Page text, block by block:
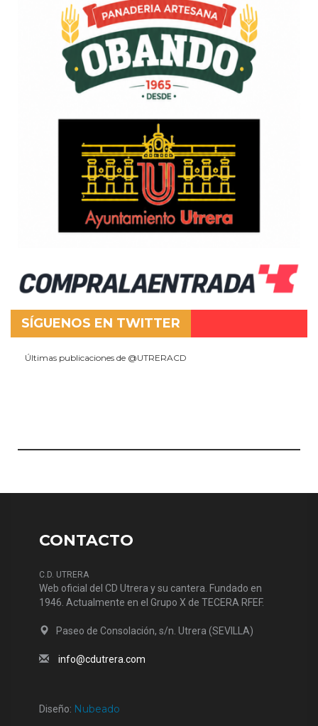
SÍGUENOS EN TWITTER
Últimas publicaciones de @UTRERACD
CONTACTO
C.D. UTRERA
Web oficial del CD Utrera y su cantera. Fundado en
1946. Actualmente en el Grupo X de TECERA RFEF.
Paseo de Consolación, s/n. Utrera (SEVILLA)
info@cdutrera.com
Diseño: Nubeado